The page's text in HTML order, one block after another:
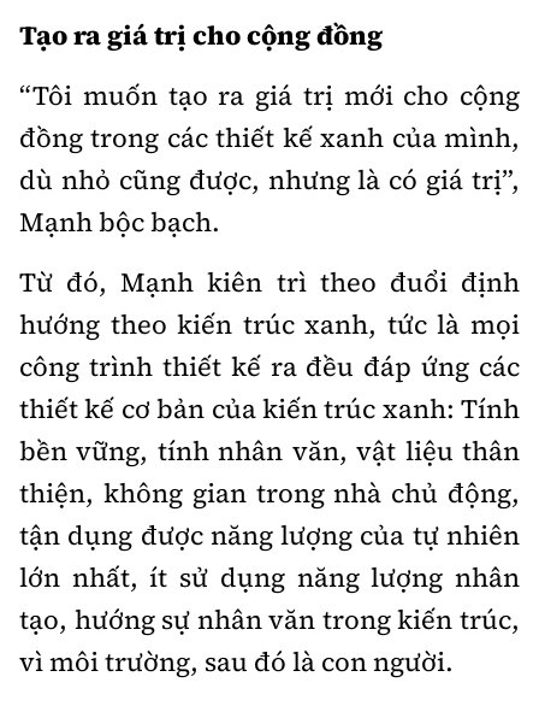
Tạo ra giá trị cho cộng đồng
“Tôi muốn tạo ra giá trị mới cho cộng
đồng trong các thiết kế xanh của mình,
dù nhỏ cũng được, nhưng là có giá trị”,
Mạnh bộc bạch.
Từ đó, Mạnh kiên trì theo đuổi định
hướng theo kiến trúc xanh, tức là mọi
công trình thiết kế ra đều đáp ứng các
thiết kế cơ bản của kiến trúc xanh: Tính
bền vững, tính nhân văn, vật liệu thân
thiện, không gian trong nhà chủ động,
tận dụng được năng lượng của tự nhiên
lớn nhất, ít sử dụng năng lượng nhân
tạo, hướng sự nhân văn trong kiến trúc,
vì môi trường, sau đó là con người.